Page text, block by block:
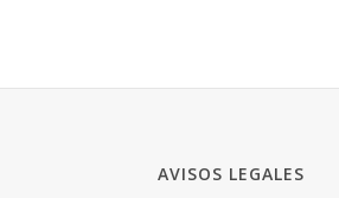
AVISOS LEGALES